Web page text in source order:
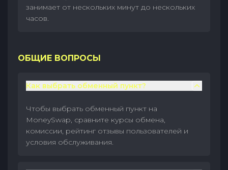
занимает от нескольких минут до нескольких
часов.
ОБЩИЕ ВОПРОСЫ
Как выбрать обменный пункт?
Чтобы выбрать обменный пункт на
MoneySwap, сравните курсы обмена,
комиссии, рейтинг отзывы пользователей и
условия обслуживания.